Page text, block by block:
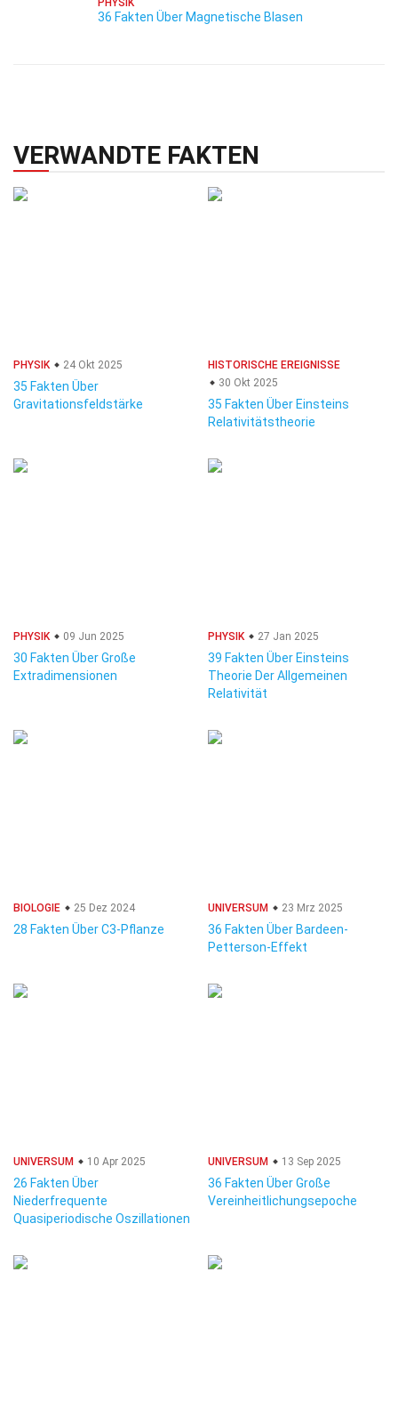
PHYSIK
36 Fakten Über Magnetische Blasen
VERWANDTE FAKTEN
PHYSIK 24 Okt 2025
35 Fakten Über
Gravitationsfeldstärke
HISTORISCHE EREIGNISSE
30 Okt 2025
35 Fakten Über Einsteins
Relativitätstheorie
PHYSIK 09 Jun 2025
30 Fakten Über Große
Extradimensionen
PHYSIK 27 Jan 2025
39 Fakten Über Einsteins
Theorie Der Allgemeinen
Relativität
BIOLOGIE 25 Dez 2024
28 Fakten Über C3-Pflanze
UNIVERSUM 23 Mrz 2025
36 Fakten Über Bardeen-
Petterson-Effekt
UNIVERSUM 10 Apr 2025
26 Fakten Über
Niederfrequente
Quasiperiodische Oszillationen
UNIVERSUM 13 Sep 2025
36 Fakten Über Große
Vereinheitlichungsepoche